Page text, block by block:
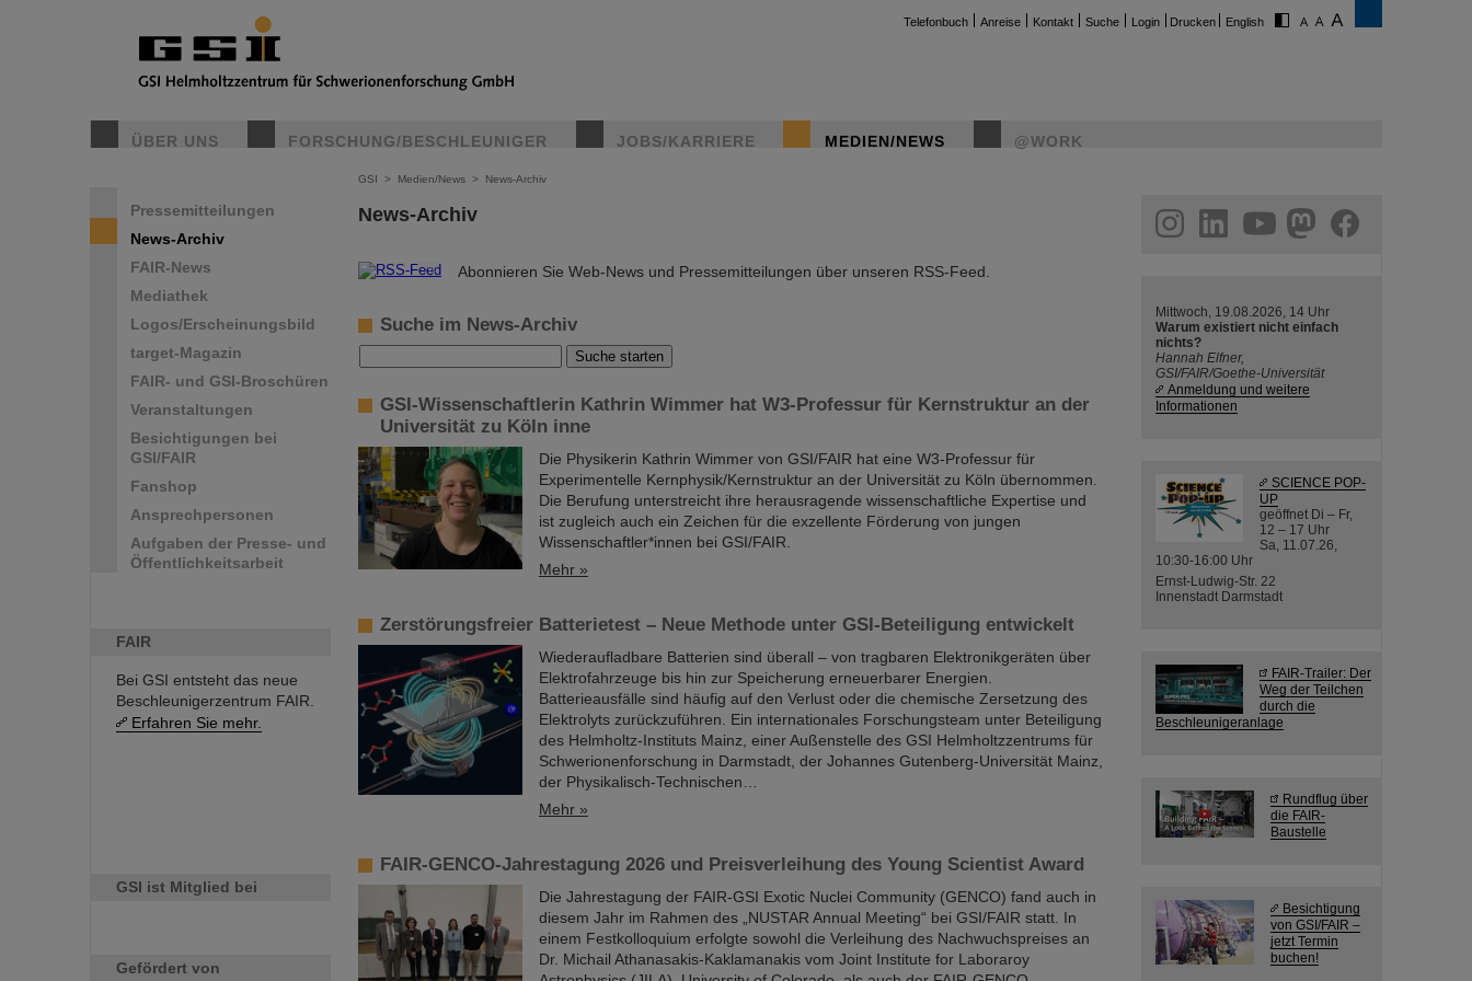
Telefonbuch Anreise Kontakt Suche Login Drucken English
ÜBER UNS FORSCHUNG/BESCHLEUNIGER JOBS/KARRIERE MEDIEN/NEWS @WORK
Pressemitteilungen
News-Archiv
FAIR-News
Mediathek
Logos/Erscheinungsbild
target-Magazin
FAIR- und GSI-Broschüren
Veranstaltungen
Besichtigungen bei
GSI/FAIR
Fanshop
Ansprechpersonen
Aufgaben der Presse- und
Öffentlichkeitsarbeit
FAIR
Bei GSI entsteht das neue
Beschleunigerzentrum FAIR.
Erfahren Sie mehr.
GSI ist Mitglied bei
Gefördert von
GSI > Medien/News > News-Archiv
News-Archiv
© Abonnieren Sie Web-News und Pressemitteilungen über unseren RSS-Feed.
Suche im News-Archiv
GSI-Wissenschaftlerin Kathrin Wimmer hat W3-Professur für Kernstruktur an der
Universität zu Köln inne
Die Physikerin Kathrin Wimmer von GSI/FAIR hat eine W3-Professur für
Experimentelle Kernphysik/Kernstruktur an der Universität zu Köln übernommen.
Die Berufung unterstreicht ihre herausragende wissenschaftliche Expertise und
ist zugleich auch ein Zeichen für die exzellente Förderung von jungen
Wissenschaftler*innen bei GSI/FAIR.
Mehr »
Zerstörungsfreier Batterietest – Neue Methode unter GSI-Beteiligung entwickelt
Wiederaufladbare Batterien sind überall – von tragbaren Elektronikgeräten über
Elektrofahrzeuge bis hin zur Speicherung erneuerbarer Energien.
Batterieausfälle sind häufig auf den Verlust oder die chemische Zersetzung des
Elektrolyts zurückzuführen. Ein internationales Forschungsteam unter Beteiligung
des Helmholtz-Instituts Mainz, einer Außenstelle des GSI Helmholtzzentrums für
Schwerionenforschung in Darmstadt, der Johannes Gutenberg-Universität Mainz,
der Physikalisch-Technischen…
Mehr »
FAIR-GENCO-Jahrestagung 2026 und Preisverleihung des Young Scientist Award
Die Jahrestagung der FAIR-GSI Exotic Nuclei Community (GENCO) fand auch in
diesem Jahr im Rahmen des „NUSTAR Annual Meeting“ bei GSI/FAIR statt. In
einem Festkolloquium erfolgte sowohl die Verleihung des Nachwuchspreises an
Dr. Michail Athanasakis-Kaklamanakis vom Joint Institute for Laboraroy
helmholtz.social
facebook
Mittwoch, 19.08.2026, 14 Uhr
Warum existiert nicht einfach
nichts?
Hannah Elfner,
GSI/FAIR/Goethe-Universität
Anmeldung und weitere
Informationen
SCIENCE POP-
UP
geöffnet Di – Fr,
12 – 17 Uhr
Sa, 11.07.26,
10:30-16:00 Uhr
Ernst-Ludwig-Str. 22
Innenstadt Darmstadt
FAIR-Trailer: Der
Weg der Teilchen
durch die
Beschleunigeranlage
Rundflug über
die FAIR-
Baustelle
Besichtigung
von GSI/FAIR –
jetzt Termin
buchen!